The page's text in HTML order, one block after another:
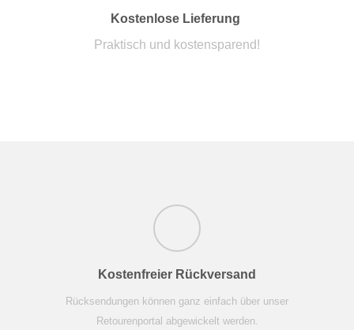
Kostenlose Lieferung
Praktisch und kostensparend!
Kostenfreier Rückversand
Rücksendungen können ganz einfach über unser
Retourenportal abgewickelt werden.